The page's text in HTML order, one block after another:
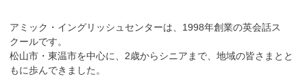
アミック・イングリッシュセンターは、1998年創業の英会話ス
クールです。
松山市・東温市を中心に、2歳からシニアまで、地域の皆さまとと
もに歩んできました。